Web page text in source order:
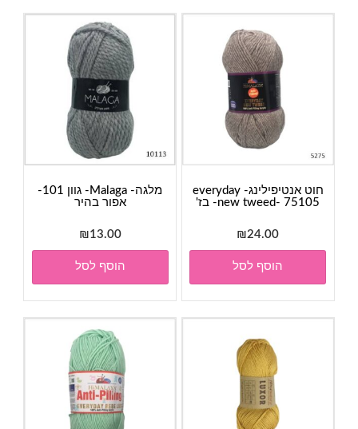
חוט אנטיפילינג- everyday
new tweed- 75105- בז'
₪24.00
הוסף לסל
מלגה- Malaga- גוון 101-
אפור בהיר
₪13.00
הוסף לסל